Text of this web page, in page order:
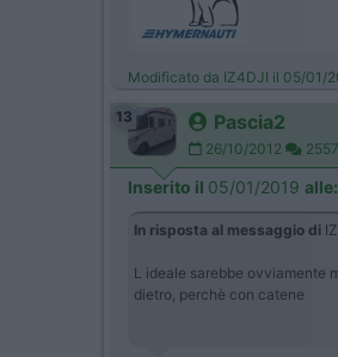
Modificato da IZ4DJI il 05/01/
13 Pascia2
26/10/2012 2557
Inserito il 05/01/2019 alle:
In risposta al messaggio di
L ideale sarebbe ovviamente
dietro, perchè con catene